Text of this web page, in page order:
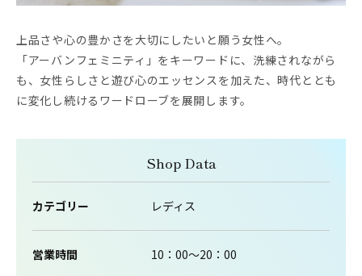
上品さや心の豊かさを大切にしたいと願う女性へ。
「アーバンフェミニティ」をキーワードに、洗練されながら
も、女性らしさと遊び心のエッセンスを加えた、時代ととも
に変化し続けるワードローブを展開します。
Shop Data
カテゴリー レディス
営業時間 10：00～20：00